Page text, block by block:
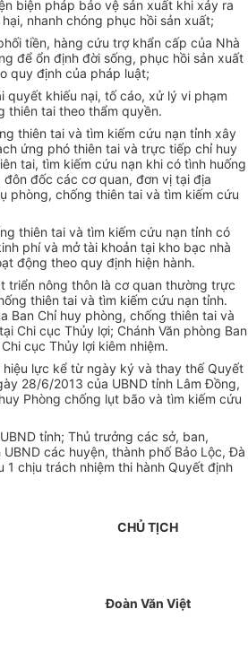
biện pháp bảo vệ sản xuất khi xảy ra
nhanh chóng phục hồi sản xuất;
tiền, hàng cứu trợ khẩn cấp của Nhà
để ổn định đời sống, phục hồi sản xuất
quy định của pháp luật;
quyết khiếu nại, tố cáo, xử lý vi phạm
thiên tai theo thẩm quyền.
thiên tai và tìm kiếm cứu nạn tỉnh xây
ứng phó thiên tai và trực tiếp chỉ huy
tai, tìm kiếm cứu nạn khi có tình huống
đốc các cơ quan, đơn vị tại địa
phòng, chống thiên tai và tìm kiếm cứu
thiên tai và tìm kiếm cứu nạn tỉnh có
phí và mở tài khoản tại kho bạc nhà
động theo quy định hiện hành.
triển nông thôn là cơ quan thường trực
thiên tai và tìm kiếm cứu nạn tỉnh.
Ban Chỉ huy phòng, chống thiên tai và
Chi cục Thủy lợi; Chánh Văn phòng Ban
cục Thủy lợi kiêm nhiệm.
hiệu lực kể từ ngày ký và thay thế Quyết
28/6/2013 của UBND tỉnh Lâm Đồng,
Phòng chống lụt bão và tìm kiếm cứu
tỉnh; Thủ trưởng các sở, ban,
các huyện, thành phố Bảo Lộc, Đà
chịu trách nhiệm thi hành Quyết định
CHỦ TỊCH
Đoàn Văn Việt